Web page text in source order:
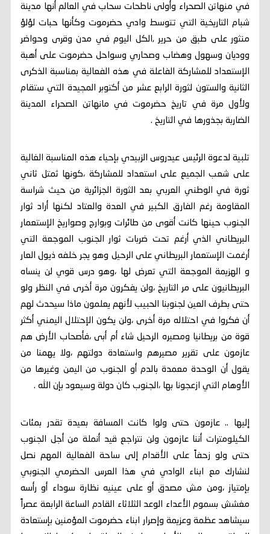
في منهاتن الصحراء وأولى ناطحات سحاب في العالم أنها مدينة
شبام التاريخية التي تتوسط وادي حضرموت وكأنها حبات لؤلؤ
منثور على طبق من حرير ,الكل اليوم في مدن وقرى وحواضر
ووديان وسهول وهضاب وصحاري وسواحل حضرموت على أهبة
الإستعداد للمشاركة الفاعلة في هذه الفعالية بمناسبة الذكرى
الثانية والستون لثورة الرابع عشر من أكتوبر المجيدة التي ستقام
ولأول مرة في تاريخ حضرموت في مانهاتن الصحراء المدينة
الضاربة بجذورها في التاريخ .
تلبية لدعوة الرئيس عيدروس الزبيدي بإحياء هذه المناسبة الغالية
على شعب الجميع على استعداد للمشاركة ،كونها ثمتل ثاني
ثورة في الوطني العربي بعد الثورة الجزائرية من حيث شراسة
المقاومة رغم الفارق الكبير في العدة والعتاد لكنها أراد ثوار
الجنوب حينها كانت أقوى من طائرات وبوارج وصواريخ الإستعمار
البريطاني الذي أرغم تحت ضربات ثوار الجنوب الموجعة التي
أرغمت الإستعمار البريطاني على الرحيل وهو يجر خلفه ذيول العار
و الهزيمة الموجعة التي تعرض لها ،وهو درس قوي لن ينساه
البريطانيون على مر التاريخ ،ولن يفكرون مرة أخرى في النظر ولو
حتى بطرف العين لجنوبنا الحبيب لأنهم يعلمون ماذا سيحدث لهم
أن فكروا في احتلاله مرة أخرى ،ولن يكون الإحتلال اليمني أكثر
قوة من بريطانيا ومصيره الرحيل شاء أم أبى ،فأصحاب الأرض هم
عازمون على تقرير مصيرهم واستعادة دولتهم ،ولا يهمنا من
يقول أن الوحدة معمدة بالدم أو الجنوب من اليمن وغيرها من
الأوهام التي ازعجونا بها ،الجنوب كان دولة وسيعود بإن الله .
إليها .. عازمون حتى ولوا كانت المسافة بعيدة تقدر بمئات
الكيلومترات أننا عازمون ولن نتراجع قيد أنملة من أجل الجنوب
حتى ولو زحفاً على الأقدام إلى ساحة الفعالية المهم نصل
لنشارك مع ابناء الوادي في هذا العرس الحضرمي الجنوبي
بإمتياز ،ومن مش مصدق أو على عينيه نظارة سوداء أو رأسه
مغشش بسموم الأعداء الوعد الثلاثاء القادم الساعة الرابعة عصراً
سيشاهد عظمة وعزيمة وإصرار ابناء حضرموت المؤمنين بإستعادة